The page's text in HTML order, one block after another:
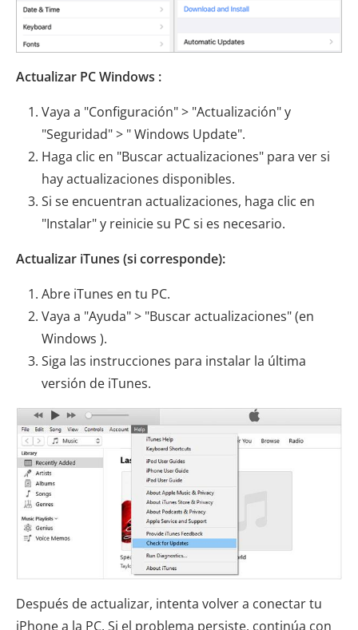
Actualizar PC Windows :
Vaya a "Configuración" > "Actualización" y
"Seguridad" > " Windows Update".
Haga clic en "Buscar actualizaciones" para ver si
hay actualizaciones disponibles.
Si se encuentran actualizaciones, haga clic en
"Instalar" y reinicie su PC si es necesario.
Actualizar iTunes (si corresponde):
Abre iTunes en tu PC.
Vaya a "Ayuda" > "Buscar actualizaciones" (en
Windows ).
Siga las instrucciones para instalar la última
versión de iTunes.
Después de actualizar, intenta volver a conectar tu
iPhone a la PC. Si el problema persiste, continúa con